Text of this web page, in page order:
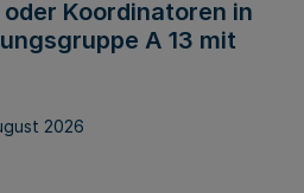
Koordinatoren in
A 13 mit
2026